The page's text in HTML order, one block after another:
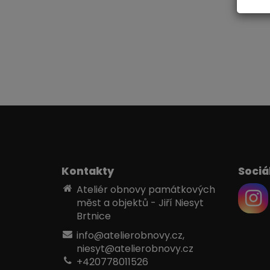
Kontakty
Ateliér obnovy památkových
měst a objektů - Jiří Niesyt
Brtnice
info@atelierobnovy.cz,
niesyt@atelierobnovy.cz
+420778011526